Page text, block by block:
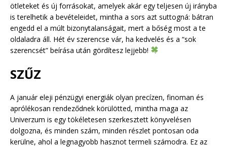
ötleteket és új forrásokat, amelyek akár egy teljesen új irányba
is terelhetik a bevételeidet, mintha a sors azt suttogná: bátran
engedd el a múlt bizonytalanságait, mert a bőség most a te
oldaladra áll. Hét év szerencse vár, ha kedvelés és a “sok
szerencsét” beírása után gördítesz lejjebb!
SZŰZ
A január eleji pénzügyi energiák olyan precízen, finoman és
aprólékosan rendeződnek körülötted, mintha maga az
Univerzum is egy tökéletesen szerkesztett könyvelésen
dolgozna, és minden szám, minden részlet pontosan oda
kerülne, ahol a legnagyobb hasznot termeli számodra. Ez az